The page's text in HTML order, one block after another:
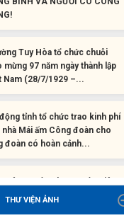
Tuy Hòa tổ chức chuỗi
Nam (28/7/1929 –...
tỉnh tổ chức trao kinh phí
đoàn có hoàn cảnh...
công đoàn cho 2 đoàn viên
tỉnh trao tặng 100 bộ bút
THƯ VIỆN ẢNH